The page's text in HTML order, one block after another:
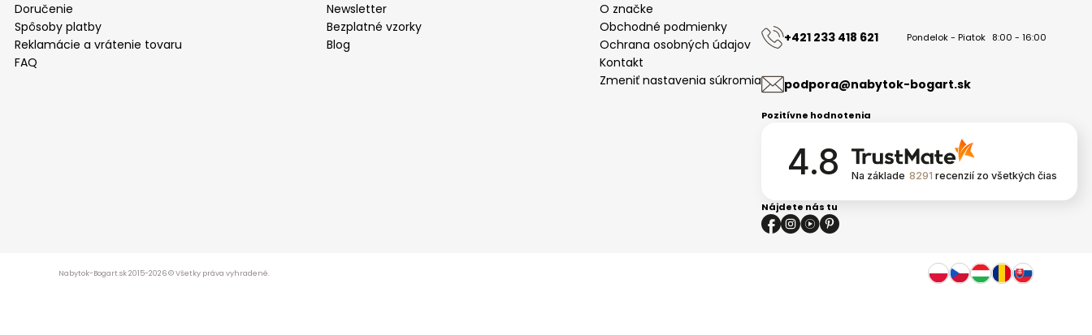
Doručenie
Spôsoby platby
Reklamácie a vrátenie tovaru
FAQ
Newsletter
Bezplatné vzorky
Blog
O značke
Obchodné podmienky
Ochrana osobných údajov
Kontakt
Zmeniť nastavenia súkromia
+421 233 418 621 Pondelok - Piatok 8:00 - 16:00
podpora@nabytok-bogart.sk
Pozitívne hodnotenia
4.8 Na základe 8291 recenzií zo všetkých čias
Nájdete nás tu
Nabytok-Bogart.sk 2015-2026 © Všetky práva vyhradené.